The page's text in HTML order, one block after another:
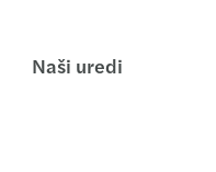
Naši uredi